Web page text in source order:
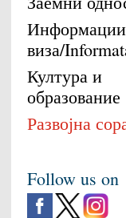
виза/
Култура и
образование
Развојна
Follow us on